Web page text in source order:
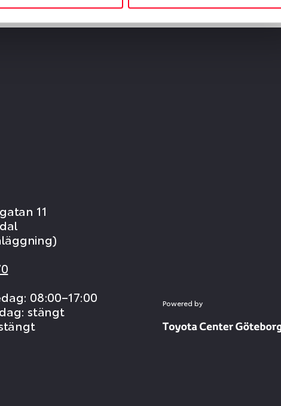
11
08:00–17:00
stängt
Powered by